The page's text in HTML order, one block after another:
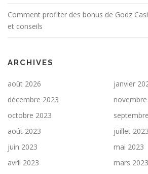
Comment profiter des bonus de Godz
et conseils
ARCHIVES
août 2026
janvier
décembre 2023
octobre 2023
août 2023
juillet 2023
juin 2023
mai 2023
avril 2023
mars 2023